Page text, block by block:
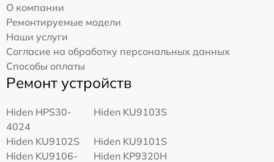
О компании
Ремонтируемые модели
Наши услуги
Согласие на обработку персональных данных
Способы оплаты
Ремонт устройств
Hiden HPS30-
4024
Hiden KU9103S
Hiden KU9102S
Hiden KU9101S
Hiden KU9106-
Hiden KP9320H